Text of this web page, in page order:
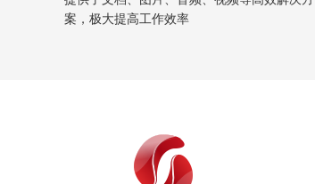
案，极大提高工作效率